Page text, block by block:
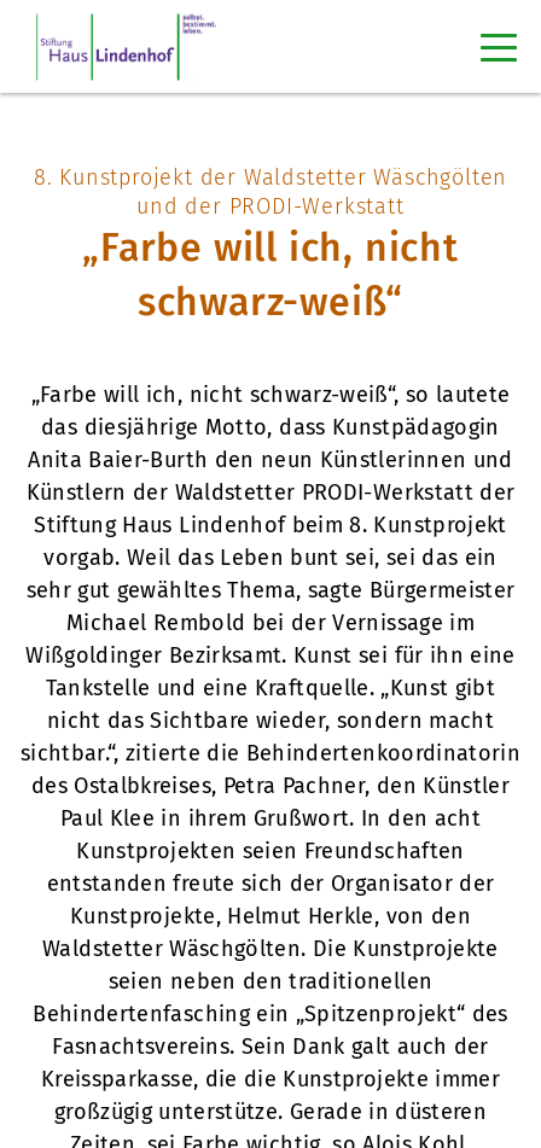
8. Kunstprojekt der Waldstetter Wäschgölten
und der PRODI-Werkstatt
„Farbe will ich, nicht
schwarz-weiß“
„Farbe will ich, nicht schwarz-weiß“, so lautete
das diesjährige Motto, dass Kunstpädagogin
Anita Baier-Burth den neun Künstlerinnen und
Künstlern der Waldstetter PRODI-Werkstatt der
Stiftung Haus Lindenhof beim 8. Kunstprojekt
vorgab. Weil das Leben bunt sei, sei das ein
sehr gut gewähltes Thema, sagte Bürgermeister
Michael Rembold bei der Vernissage im
Wißgoldinger Bezirksamt. Kunst sei für ihn eine
Tankstelle und eine Kraftquelle. „Kunst gibt
nicht das Sichtbare wieder, sondern macht
sichtbar.“, zitierte die Behindertenkoordinatorin
des Ostalbkreises, Petra Pachner, den Künstler
Paul Klee in ihrem Grußwort. In den acht
Kunstprojekten seien Freundschaften
entstanden freute sich der Organisator der
Kunstprojekte, Helmut Herkle, von den
Waldstetter Wäschgölten. Die Kunstprojekte
seien neben den traditionellen
Behindertenfasching ein „Spitzenprojekt“ des
Fasnachtsvereins. Sein Dank galt auch der
Kreissparkasse, die die Kunstprojekte immer
großzügig unterstütze. Gerade in düsteren